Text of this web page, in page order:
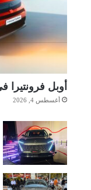
أوبل
أغسطس 4, 2026